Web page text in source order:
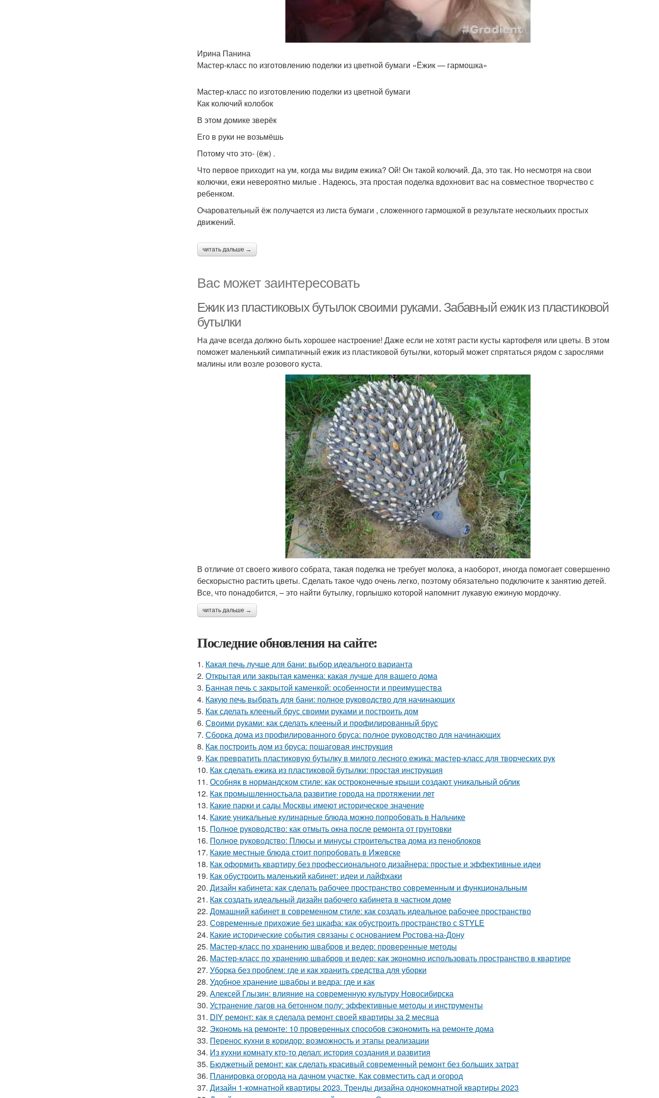
Ирина Панина
Мастер-класс по изготовлению поделки из цветной бумаги «Ёжик — гармошка»
Мастер-класс по изготовлению поделки из цветной бумаги
Как колючий колобок
В этом домике зверёк
Его в руки не возьмёшь
Потому что это- (ёж) .
Что первое приходит на ум, когда мы видим ежика? Ой! Он такой колючий. Да, это так. Но несмотря на свои
колючки, ежи невероятно милые . Надеюсь, эта простая поделка вдохновит вас на совместное творчество с
ребенком.
Очаровательный ёж получается из листа бумаги , сложенного гармошкой в результате нескольких простых
движений.
читать дальше →
Вас может заинтересовать
Ежик из пластиковых бутылок своими руками. Забавный ежик из пластиковой
бутылки
На даче всегда должно быть хорошее настроение! Даже если не хотят расти кусты картофеля или цветы. В этом
поможет маленький симпатичный ежик из пластиковой бутылки, который может спрятаться рядом с зарослями
малины или возле розового куста.
В отличие от своего живого собрата, такая поделка не требует молока, а наоборот, иногда помогает совершенно
бескорыстно растить цветы. Сделать такое чудо очень легко, поэтому обязательно подключите к занятию детей.
Все, что понадобится, – это найти бутылку, горлышко которой напомнит лукавую ежиную мордочку.
читать дальше →
Последние обновления на сайте:
1. Какая печь лучше для бани: выбор идеального варианта
2. Открытая или закрытая каменка: какая лучше для вашего дома
3. Банная печь с закрытой каменкой: особенности и преимущества
4. Какую печь выбрать для бани: полное руководство для начинающих
5. Как сделать клееный брус своими руками и построить дом
6. Своими руками: как сделать клееный и профилированный брус
7. Сборка дома из профилированного бруса: полное руководство для начинающих
8. Как построить дом из бруса: пошаговая инструкция
9. Как превратить пластиковую бутылку в милого лесного ежика: мастер-класс для творческих рук
10. Как сделать ежика из пластиковой бутылки: простая инструкция
11. Особняк в нормандском стиле: как остроконечные крыши создают уникальный облик
12. Как промышленностьала развитие города на протяжении лет
13. Какие парки и сады Москвы имеют историческое значение
14. Какие уникальные кулинарные блюда можно попробовать в Нальчике
15. Полное руководство: как отмыть окна после ремонта от грунтовки
16. Полное руководство: Плюсы и минусы строительства дома из пеноблоков
17. Какие местные блюда стоит попробовать в Ижевске
18. Как оформить квартиру без профессионального дизайнера: простые и эффективные идеи
19. Как обустроить маленький кабинет: идеи и лайфхаки
20. Дизайн кабинета: как сделать рабочее пространство современным и функциональным
21. Как создать идеальный дизайн рабочего кабинета в частном доме
22. Домашний кабинет в современном стиле: как создать идеальное рабочее пространство
23. Современные прихожие без шкафа: как обустроить пространство с STYLE
24. Какие исторические события связаны с основанием Ростова-на-Дону
25. Мастер-класс по хранению швабров и ведер: проверенные методы
26. Мастер-класс по хранению швабров и ведер: как экономно использовать пространство в квартире
27. Уборка без проблем: где и как хранить средства для уборки
28. Удобное хранение швабры и ведра: где и как
29. Алексей Глызин: влияние на современную культуру Новосибирска
30. Устранение лагов на бетонном полу: эффективные методы и инструменты
31. DIY ремонт: как я сделала ремонт своей квартиры за 2 месяца
32. Экономь на ремонте: 10 проверенных способов сэкономить на ремонте дома
33. Перенос кухни в коридор: возможность и этапы реализации
34. Из кухни комнату кто-то делал: история создания и развития
35. Бюджетный ремонт: как сделать красивый современный ремонт без больших затрат
36. Планировка огорода на дачном участке. Как совместить сад и огород
37. Дизайн 1-комнатной квартиры 2023. Тренды дизайна однокомнатной квартиры 2023